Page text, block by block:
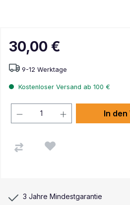
30,00 €
9-12 Werktage
Kostenloser Versand ab 100 €
In
3 Jahre Mindestgarantie